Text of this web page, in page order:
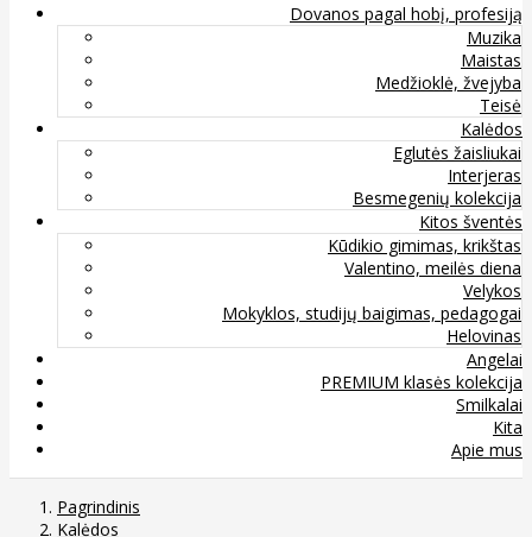
Dovanos pagal hobį, profesiją
Muzika
Maistas
Medžioklė, žvejyba
Teisė
Kalėdos
Eglutės žaisliukai
Interjeras
Besmegenių kolekcija
Kitos šventės
Kūdikio gimimas, krikštas
Valentino, meilės diena
Velykos
Mokyklos, studijų baigimas, pedagogai
Helovinas
Angelai
PREMIUM klasės kolekcija
Smilkalai
Kita
Apie mus
Pagrindinis
Kalėdos